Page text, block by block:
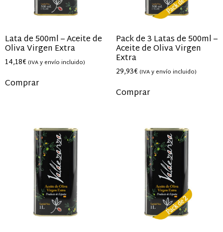
Lata de 500ml – Aceite de
Oliva Virgen Extra
14,18€ (IVA y envío incluido)
Comprar
Pack de 3 Latas de 500ml –
Aceite de Oliva Virgen
Extra
29,93€ (IVA y envío incluido)
Comprar